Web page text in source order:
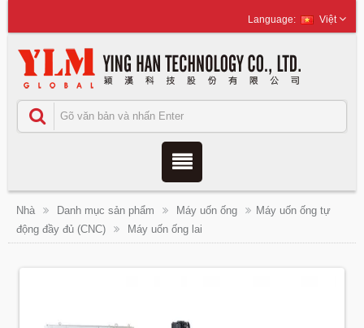
Việt
Nhà Danh mục sản phẩm Máy uốn ống
Máy uốn ống tự
động đầy đủ (CNC)
Máy uốn ống lai